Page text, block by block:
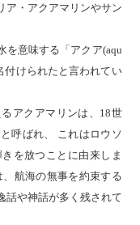
ア・アクアマリンやサン
を意味する「アクア(aqu
付けられたと言われてい
アクアマリンは、18世
呼ばれ、 これはロウソ
を放つことに由来しま
航海の無事を約束する
話や神話が多く残されて